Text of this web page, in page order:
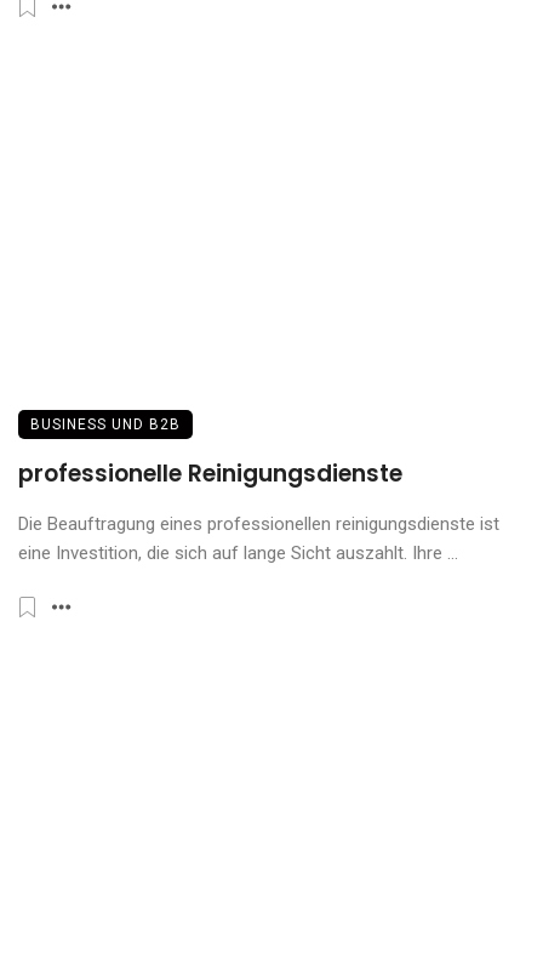
BUSINESS UND B2B
professionelle Reinigungsdienste
Die Beauftragung eines professionellen reinigungsdienste ist
eine Investition, die sich auf lange Sicht auszahlt. Ihre ...